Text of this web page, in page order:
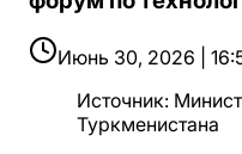
Июнь 30, 2026 |
Источник:
Туркменистана